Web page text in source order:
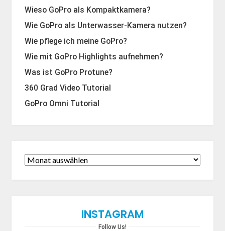
Wieso GoPro als Kompaktkamera?
Wie GoPro als Unterwasser-Kamera nutzen?
Wie pflege ich meine GoPro?
Wie mit GoPro Highlights aufnehmen?
Was ist GoPro Protune?
360 Grad Video Tutorial
GoPro Omni Tutorial
INSTAGRAM
Follow Us!